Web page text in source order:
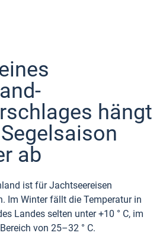
hängt
ab
ist für Jachtseereisen
Im Winter fällt die Temperatur in
Landes selten unter +10 ° C, im
von 25–32 ° C.